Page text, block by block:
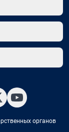
органов